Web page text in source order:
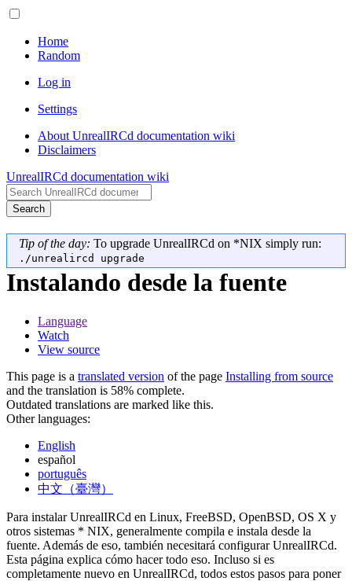
Home
Random
Log in
Settings
About UnrealIRCd documentation wiki
Disclaimers
UnrealIRCd documentation wiki
Search
Tip of the day: To upgrade UnrealIRCd on *NIX simply run:
./unrealircd upgrade
Instalando desde la fuente
Language
Watch
View source
This page is a translated version of the page Installing from source
and the translation is 58% complete.
Outdated translations are marked like this.
Other languages:
English
español
português
中文（臺灣）
Para instalar UnrealIRCd en Linux, FreeBSD, OpenBSD, OS X y
otros sistemas * NIX, generalmente compila e instala desde la
fuente. Además de eso, también necesitará configurar UnrealIRCd.
Esta página explica cómo hacer todo eso. Incluso si es
completamente nuevo en UnrealIRCd, todos estos pasos para poner